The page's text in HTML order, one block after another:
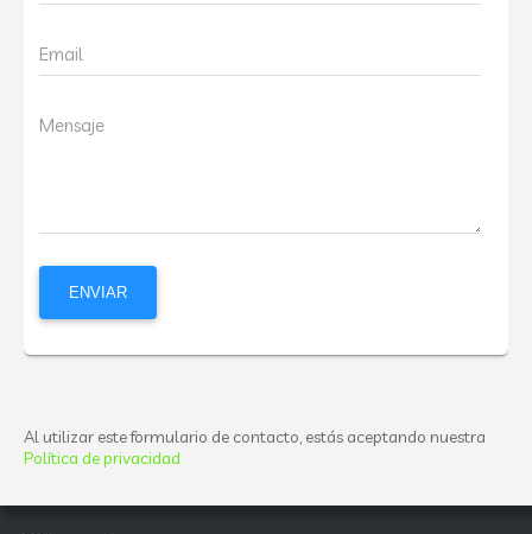
Email
Mensaje
Al utilizar este formulario de contacto, estás aceptando nuestra
Política de privacidad